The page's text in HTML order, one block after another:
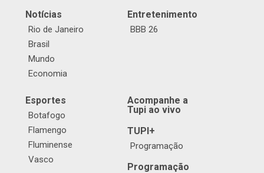
Notícias
Rio de Janeiro
Brasil
Mundo
Economia
Entretenimento
BBB 26
Esportes
Botafogo
Flamengo
Fluminense
Vasco
Acompanhe a
Tupi ao vivo
TUPI+
Programação
Programação